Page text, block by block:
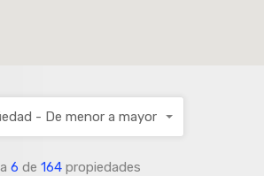
a 6 de 164 propiedades
- De menor a mayor